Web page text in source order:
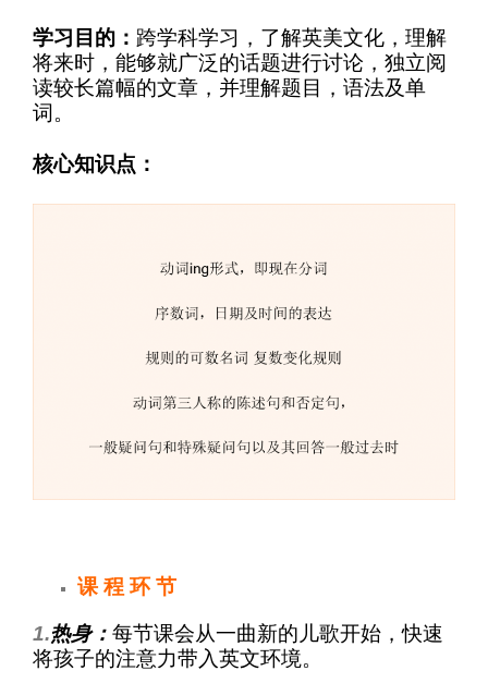
学习目的： 跨学科学习，了解英美文化，理解
将来时，能够就广泛的话题进行讨论，独立阅
读较长篇幅的文章，并理解题目，语法及单
词。
核心知识点：
课 程 环 节
1.热身： 每节课会从一曲新的儿歌开始，快速
将孩子的注意力带入英文环境。